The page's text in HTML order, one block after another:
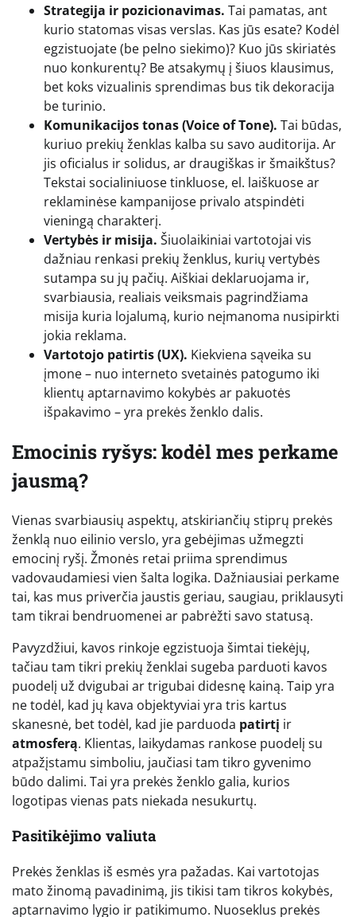
Strategija ir pozicionavimas. Tai pamatas, ant
kurio statomas visas verslas. Kas jūs esate? Kodėl
egzistuojate (be pelno siekimo)? Kuo jūs skiriatės
nuo konkurentų? Be atsakymų į šiuos klausimus,
bet koks vizualinis sprendimas bus tik dekoracija
be turinio.
Komunikacijos tonas (Voice of Tone). Tai būdas,
kuriuo prekių ženklas kalba su savo auditorija. Ar
jis oficialus ir solidus, ar draugiškas ir šmaikštus?
Tekstai socialiniuose tinkluose, el. laiškuose ar
reklaminėse kampanijose privalo atspindėti
vieningą charakterį.
Vertybės ir misija. Šiuolaikiniai vartotojai vis
dažniau renkasi prekių ženklus, kurių vertybės
sutampa su jų pačių. Aiškiai deklaruojama ir,
svarbiausia, realiais veiksmais pagrindžiama
misija kuria lojalumą, kurio neįmanoma nusipirkti
jokia reklama.
Vartotojo patirtis (UX). Kiekviena sąveika su
įmone – nuo interneto svetainės patogumo iki
klientų aptarnavimo kokybės ar pakuotės
išpakavimo – yra prekės ženklo dalis.
Emocinis ryšys: kodėl mes perkame
jausmą?
Vienas svarbiausių aspektų, atskiriančių stiprų prekės
ženklą nuo eilinio verslo, yra gebėjimas užmegzti
emocinį ryšį. Žmonės retai priima sprendimus
vadovaudamiesi vien šalta logika. Dažniausiai perkame
tai, kas mus priverčia jaustis geriau, saugiau, priklausyti
tam tikrai bendruomenei ar pabrėžti savo statusą.
Pavyzdžiui, kavos rinkoje egzistuoja šimtai tiekėjų,
tačiau tam tikri prekių ženklai sugeba parduoti kavos
puodelį už dvigubai ar trigubai didesnę kainą. Taip yra
ne todėl, kad jų kava objektyviai yra tris kartus
skanesnė, bet todėl, kad jie parduoda patirtį ir
atmosferą. Klientas, laikydamas rankose puodelį su
atpažįstamu simboliu, jaučiasi tam tikro gyvenimo
būdo dalimi. Tai yra prekės ženklo galia, kurios
logotipas vienas pats niekada nesukurtų.
Pasitikėjimo valiuta
Prekės ženklas iš esmės yra pažadas. Kai vartotojas
mato žinomą pavadinimą, jis tikisi tam tikros kokybės,
aptarnavimo lygio ir patikimumo. Nuoseklus prekės